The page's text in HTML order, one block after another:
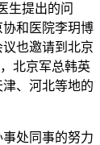
生提出的问
和医院李玥博
也邀请到北京
北京军总韩英
、河北等地的
处同事的努力